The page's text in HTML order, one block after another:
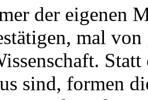
der eigenen
mal
sind, formen